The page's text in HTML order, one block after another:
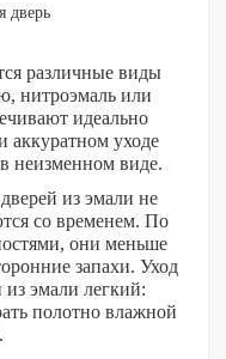
различные виды
нитроэмаль или
идеально
аккуратном уходе
в неизменном виде.
из эмали не
со временем. По
они меньше
запахи. Уход
эмали легкий:
полотно влажной